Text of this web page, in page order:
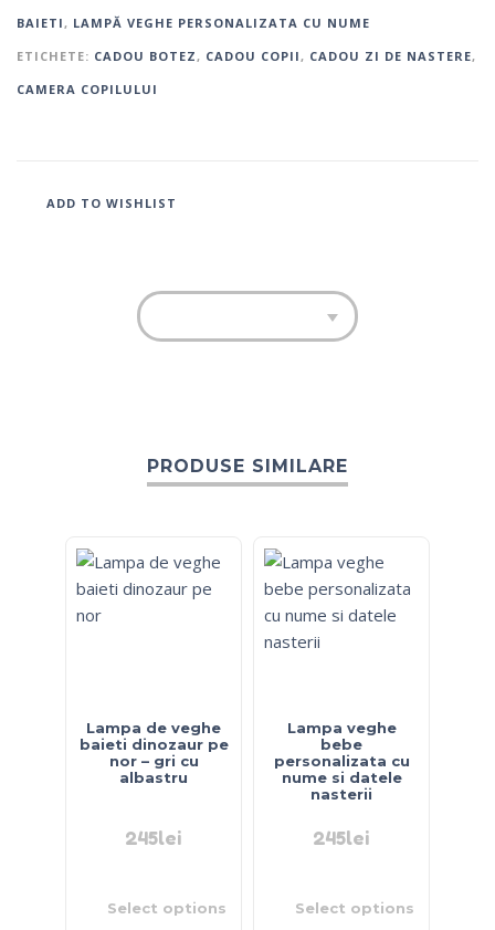
BAIETI, LAMPĂ VEGHE PERSONALIZATA CU NUME
ETICHETE: CADOU BOTEZ, CADOU COPII, CADOU ZI DE NASTERE,
CAMERA COPILULUI
ADD TO WISHLIST
PRODUSE SIMILARE
Lampa de veghe
baieti dinozaur pe
nor – gri cu
albastru
245lei
Select options
Lampa veghe
bebe
personalizata cu
nume si datele
nasterii
245lei
Select options